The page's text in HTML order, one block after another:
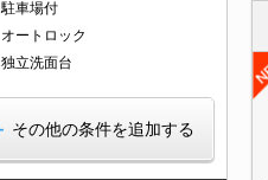
駐車場付
オートロック
独立洗面台
その他の条件を追加する